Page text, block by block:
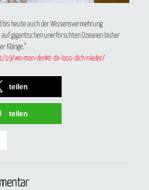
bis heute auch der Wissensvermehrung
gigantischen unerforschten Ozeanen bisher
Klänge.“
19/wo-man-denkt-da-lass-dich-nieder/
teilen
teilen